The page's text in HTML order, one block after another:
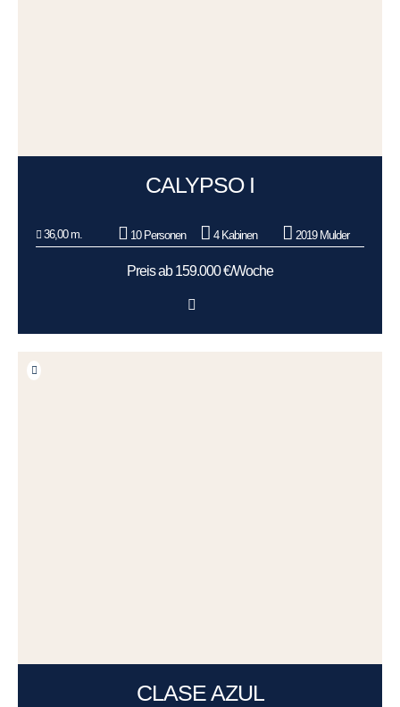
CALYPSO I
36,00 m. 10 Personen 4 Kabinen 2019 Mulder
Preis ab 159.000 €/Woche
CLASE AZUL